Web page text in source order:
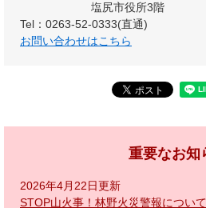
塩尻市役所3階
Tel：0263-52-0333(直通)
お問い合わせはこちら
重要なお知
2026年4月22日更新
STOP山火事！林野火災警報について